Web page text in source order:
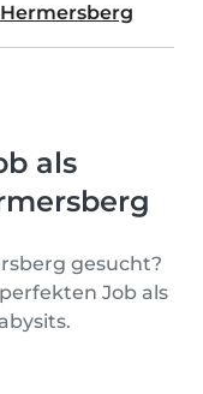
Hermersberg
als
gesucht?
Job als